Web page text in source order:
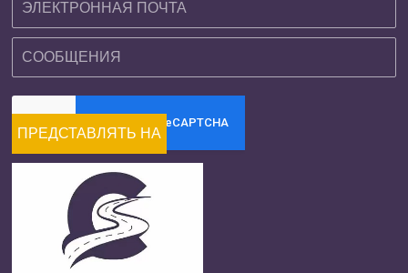
ПРЕДСТАВЛЯТЬ НА
РАССМОТРЕНИЕ